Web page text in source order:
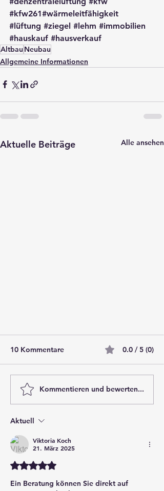
#kfw261#wärmeleitfähigkeit
#lüftung #ziegel #lehm #immobilien
#hauskauf #hausverkauf
Altbau Neubau
Allgemeine Informationen
Aktuelle Beiträge Alle ansehen
Folgen und professionelle
Lösungen
10 Kommentare 0.0 / 5 (0)
Kommentieren und bewerten...
Aktuell
Viktoria Koch
21. März 2025
Mit 5 von 5 Sternen bewertet.
Ein Beratung können Sie direkt auf